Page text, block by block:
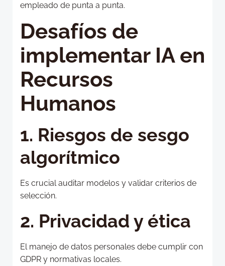
empleado de punta a punta.
Desafíos de
implementar IA en
Recursos
Humanos
1. Riesgos de sesgo
algorítmico
Es crucial auditar modelos y validar criterios de
selección.
2. Privacidad y ética
El manejo de datos personales debe cumplir con
GDPR y normativas locales.